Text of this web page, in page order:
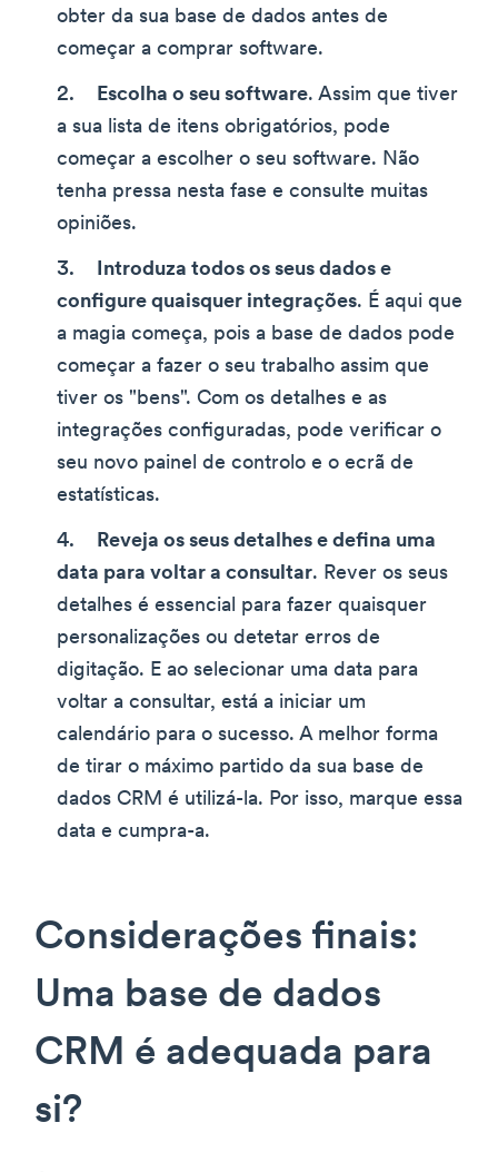
obter da sua base de dados antes de
começar a comprar software.
Escolha o seu software. Assim que tiver
a sua lista de itens obrigatórios, pode
começar a escolher o seu software. Não
tenha pressa nesta fase e consulte muitas
opiniões.
Introduza todos os seus dados e
configure quaisquer integrações. É aqui que
a magia começa, pois a base de dados pode
começar a fazer o seu trabalho assim que
tiver os "bens". Com os detalhes e as
integrações configuradas, pode verificar o
seu novo painel de controlo e o ecrã de
estatísticas.
Reveja os seus detalhes e defina uma
data para voltar a consultar. Rever os seus
detalhes é essencial para fazer quaisquer
personalizações ou detetar erros de
digitação. E ao selecionar uma data para
voltar a consultar, está a iniciar um
calendário para o sucesso. A melhor forma
de tirar o máximo partido da sua base de
dados CRM é utilizá-la. Por isso, marque essa
data e cumpra-a.
Considerações finais:
Uma base de dados
CRM é adequada para
si?